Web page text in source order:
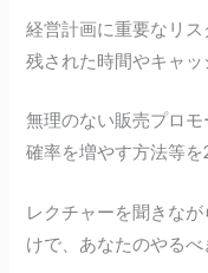
経営計画に重要なリ
残された時間やキャ
無理のない販売プロ
確率を増やす方法等を
レクチャーを聞きな
けで、あなたのやるべ